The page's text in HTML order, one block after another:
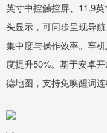
英寸中控触控屏、11.9
头显示，可同步呈现导
集中度与操作效率。车
度提升50%。基于安卓
德地图，支持免唤醒词连